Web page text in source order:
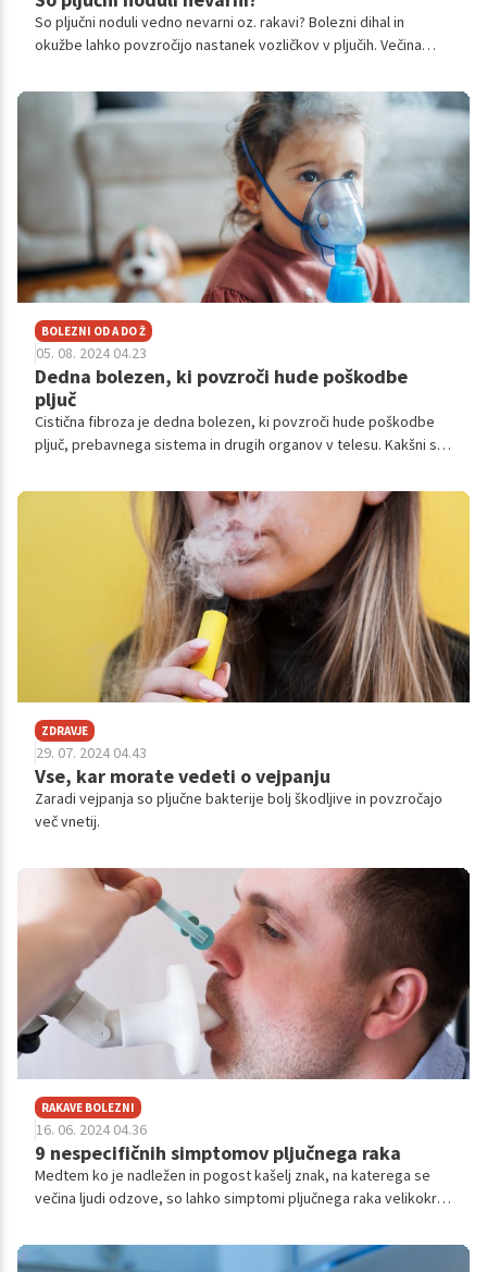
So pljučni noduli vedno nevarni oz. rakavi? Bolezni dihal in
okužbe lahko povzročijo nastanek vozličkov v pljučih. Večina
BOLEZNI OD A DO Ž
05. 08. 2024 04.23
Dedna bolezen, ki povzroči hude poškodbe
pljuč
Cistična fibroza je dedna bolezen, ki povzroči hude poškodbe
pljuč, prebavnega sistema in drugih organov v telesu. Kakšni so
ZDRAVJE
29. 07. 2024 04.43
Vse, kar morate vedeti o vejpanju
Zaradi vejpanja so pljučne bakterije bolj škodljive in povzročajo
več vnetij.
RAKAVE BOLEZNI
16. 06. 2024 04.36
9 nespecifičnih simptomov pljučnega raka
Medtem ko je nadležen in pogost kašelj znak, na katerega se
večina ljudi odzove, so lahko simptomi pljučnega raka velikokrat
ordinacija.hr.